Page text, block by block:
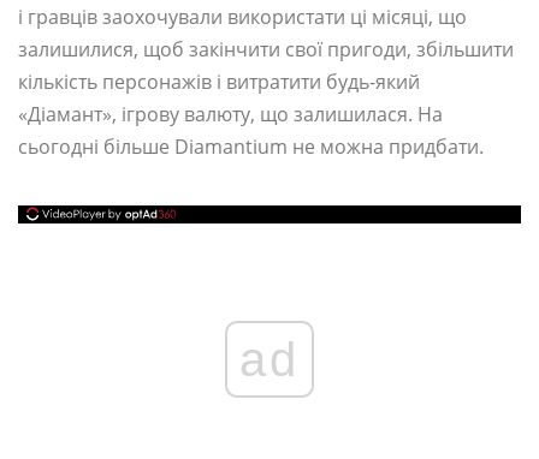
і гравців заохочували використати ці місяці, що
залишилися, щоб закінчити свої пригоди, збільшити
кількість персонажів і витратити будь-який
«Діамант», ігрову валюту, що залишилася. На
сьогодні більше Diamantium не можна придбати.
ad